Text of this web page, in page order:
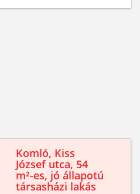
Komló, Kiss
József utca, 54
m²-es, jó állapotú
társasházi lakás